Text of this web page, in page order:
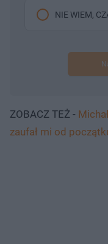
NIE WIEM,
ZOBACZ TEŻ -
zaufał mi od